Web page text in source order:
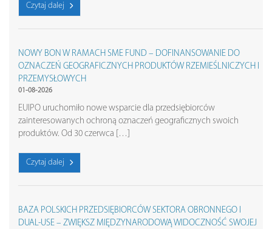
Czytaj dalej
NOWY BON W RAMACH SME FUND – DOFINANSOWANIE DO
OZNACZEŃ GEOGRAFICZNYCH PRODUKTÓW RZEMIEŚLNICZYCH I
PRZEMYSŁOWYCH
01-08-2026
EUIPO uruchomiło nowe wsparcie dla przedsiębiorców
zainteresowanych ochroną oznaczeń geograficznych swoich
produktów. Od 30 czerwca […]
Czytaj dalej
BAZA POLSKICH PRZEDSIĘBIORCÓW SEKTORA OBRONNEGO I
DUAL-USE – ZWIĘKSZ MIĘDZYNARODOWĄ WIDOCZNOŚĆ SWOJEJ